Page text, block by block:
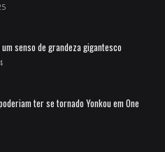
senso de grandeza gigantesco
ter se tornado Yonkou em One